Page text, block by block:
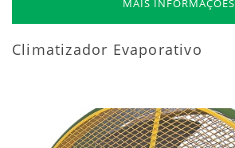
MAIS INFORMAÇÕES
Climatizador Evaporativo